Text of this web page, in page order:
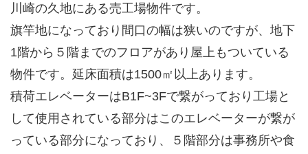
川崎の久地にある売工場物件です。
旗竿地になっており間口の幅は狭いのですが、地下
1階から５階までのフロアがあり屋上もついている
物件です。延床面積は1500㎡以上あります。
積荷エレベーターはB1F~3Fで繋がっており工場と
して使用されている部分はこのエレベーターが繋が
っている部分になっており、５階部分は事務所や食